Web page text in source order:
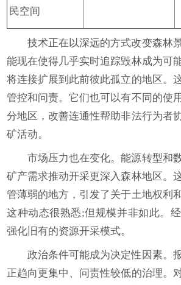
民空间
技术正在以深远的方式改变森林
能现在使得几乎实时追踪毁林成为可
将连接扩展到此前彼此孤立的地区。
管控和问责。它们也可以有不同的使
分地区，改善连通性帮助非法行为者
矿活动。
市场压力也在变化。能源转型和
矿产需求推动开采更深入森林地区。
管薄弱的地方，引发了关于土地权利
这种动态很熟悉;但规模并非如此。
强化旧有的资源开采模式。
政治条件可能成为决定性因素。
正趋向更集中、问责性较低的治理。